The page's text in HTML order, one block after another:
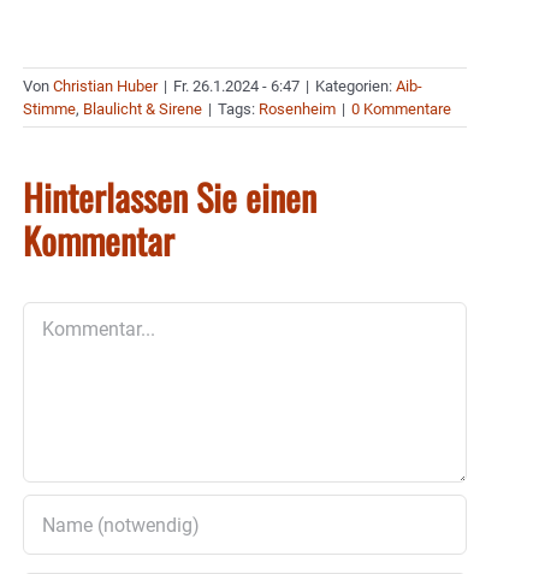
Von Christian Huber | Fr. 26.1.2024 - 6:47 | Kategorien: Aib-
Stimme, Blaulicht & Sirene | Tags: Rosenheim | 0 Kommentare
Hinterlassen Sie einen
Kommentar